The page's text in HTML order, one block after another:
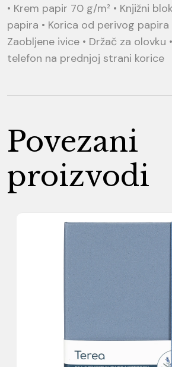
• Krem papir 70 g/m² • Knjižni
papira • Korica od perivog
Zaobljene ivice • Držač za olovku
telefon na prednjoj strani korice
Povezani
proizvodi